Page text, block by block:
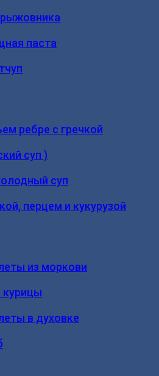
паста
ребре с гречкой
суп )
суп
перцем и кукурузой
из моркови
курицы
в духовке